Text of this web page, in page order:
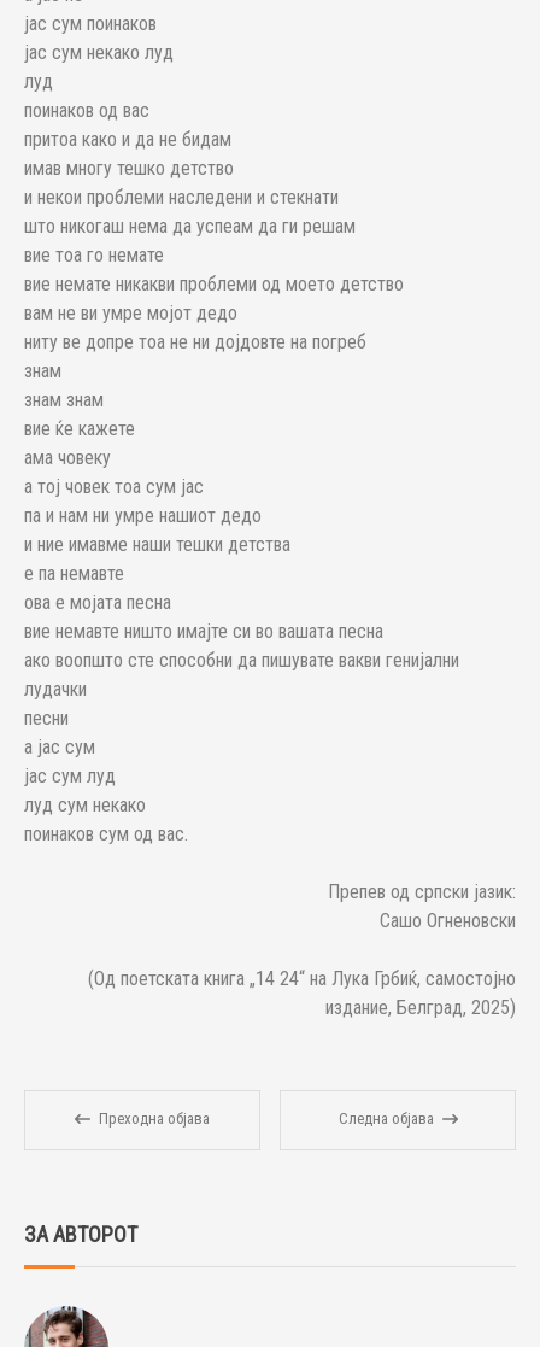
јас сум поинаков
јас сум некако луд
луд
поинаков од вас
притоа како и да не бидам
имав многу тешко детство
и некои проблеми наследени и стекнати
што никогаш нема да успеам да ги решам
вие тоа го немате
вие немате никакви проблеми од моето детство
вам не ви умре мојот дедо
ниту ве допре тоа не ни дојдовте на погреб
знам
знам знам
вие ќе кажете
ама човеку
а тој човек тоа сум јас
па и нам ни умре нашиот дедо
и ние имавме наши тешки детства
е па немавте
ова е мојата песна
вие немавте ништо имајте си во вашата песна
ако воопшто сте способни да пишувате вакви генијални
лудачки
песни
а јас сум
јас сум луд
луд сум некако
поинаков сум од вас.
Препев од српски јазик:
Сашо Огненовски
(Од поетската книга „14 24“ на Лука Грбиќ, самостојно
издание, Белград, 2025)
Преходна објава Следна објава
ЗА АВТОРОТ